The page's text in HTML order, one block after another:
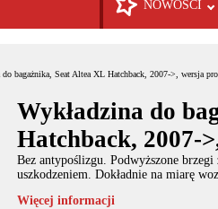
NOWOŚCI
do bagażnika, Seat Altea XL Hatchback, 2007->, wersja
Wykładzina do
Hatchback, 2007-
Bez antypoślizgu. Podwyższone
uszkodzeniem. Dokładnie na miarę
Więcej informacji